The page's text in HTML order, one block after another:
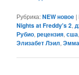
Рубрика:NEW новое |
Nights at Freddy's 2,
Рубио,рецензия,сша
Элизабет Лэил,